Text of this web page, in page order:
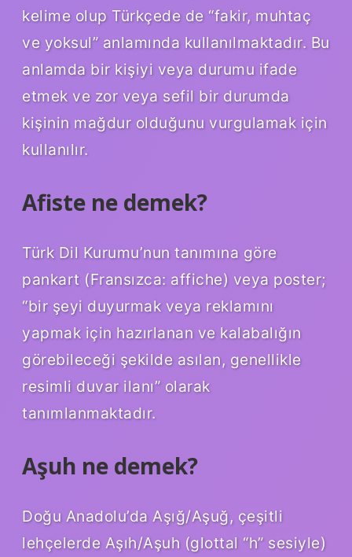
kelime olup Türkçede de “fakir, muhtaç
ve yoksul” anlamında kullanılmaktadır. Bu
anlamda bir kişiyi veya durumu ifade
etmek ve zor veya sefil bir durumda
kişinin mağdur olduğunu vurgulamak için
kullanılır.
Afiste ne demek?
Türk Dil Kurumu’nun tanımına göre
pankart (Fransızca: affiche) veya poster;
“bir şeyi duyurmak veya reklamını
yapmak için hazırlanan ve kalabalığın
görebileceği şekilde asılan, genellikle
resimli duvar ilanı” olarak
tanımlanmaktadır.
Aşuh ne demek?
Doğu Anadolu’da Aşığ/Aşuğ, çeşitli
lehçelerde Aşıh/Aşuh (glottal “h” sesiyle)